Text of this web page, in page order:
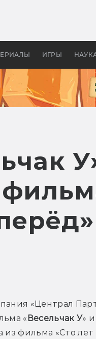
ИГРЫ
бы
«Централ
« Весельчак У»
из фильма «Сто